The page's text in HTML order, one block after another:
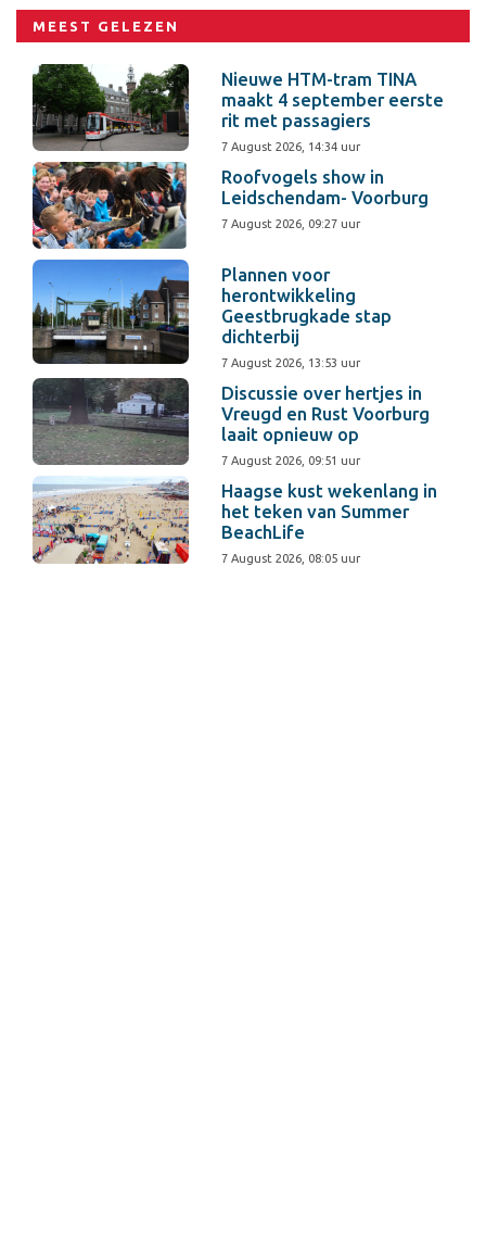
MEEST GELEZEN
Nieuwe HTM-tram TINA
maakt 4 september eerste
rit met passagiers
7 August 2026, 14:34 uur
Roofvogels show in
Leidschendam- Voorburg
7 August 2026, 09:27 uur
Plannen voor
herontwikkeling
Geestbrugkade stap
dichterbij
7 August 2026, 13:53 uur
Discussie over hertjes in
Vreugd en Rust Voorburg
laait opnieuw op
7 August 2026, 09:51 uur
Haagse kust wekenlang in
het teken van Summer
BeachLife
7 August 2026, 08:05 uur